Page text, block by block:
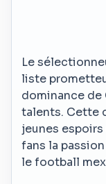
Le
liste
dominance de
talents. Cette
jeunes
fans la
le football